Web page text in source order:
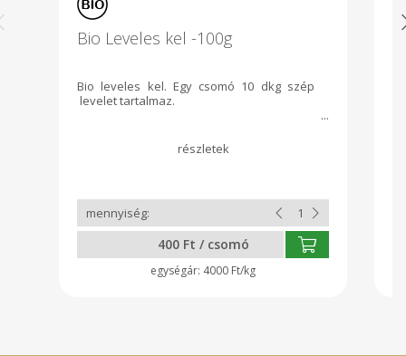
Bio Leveles kel -100g
Bio leveles kel. Egy csomó 10 dkg szép
levelet tartalmaz.
400 Ft / csomó
4000 Ft/kg